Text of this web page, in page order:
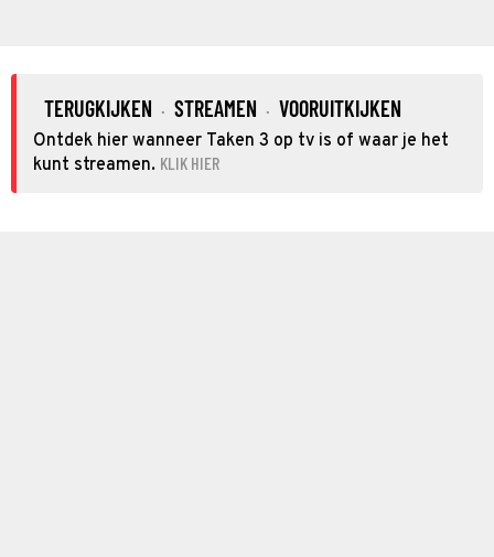
TERUGKIJKEN · STREAMEN · VOORUITKIJKEN
Ontdek hier wanneer Taken 3 op tv is of waar je het
kunt streamen. KLIK HIER